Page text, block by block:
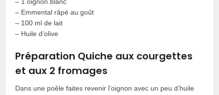
– 1 oignon blanc
– Emmental râpé au goût
– 100 ml de lait
– Huile d’olive
Préparation Quiche aux courgettes
et aux 2 fromages
Dans une poêle faites revenir l’oignon avec un peu d’huile